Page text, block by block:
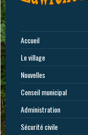
Accueil
Le village
Nouvelles
Conseil municipal
Administration
Sécurité civile